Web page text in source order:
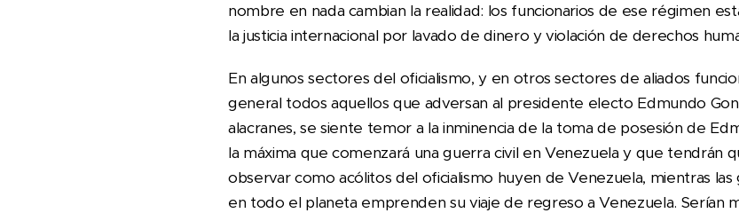
nombre en nada cambian la realidad: los funcionarios de ese régimen
la justicia internacional por lavado de dinero y violación de derechos
En algunos sectores del oficialismo, y en otros sectores de aliados
general todos aquellos que adversan al presidente electo Edmundo
alacranes, se siente temor a la inminencia de la toma de posesión de
la máxima que comenzará una guerra civil en Venezuela y que tendrán
observar como acólitos del oficialismo huyen de Venezuela, mientras las
en todo el planeta emprenden su viaje de regreso a Venezuela. Serían